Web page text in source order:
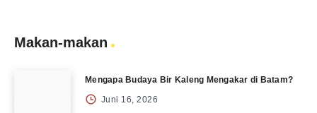
Makan-makan
Mengapa Budaya Bir Kaleng Mengakar di Batam?
Juni 16, 2026